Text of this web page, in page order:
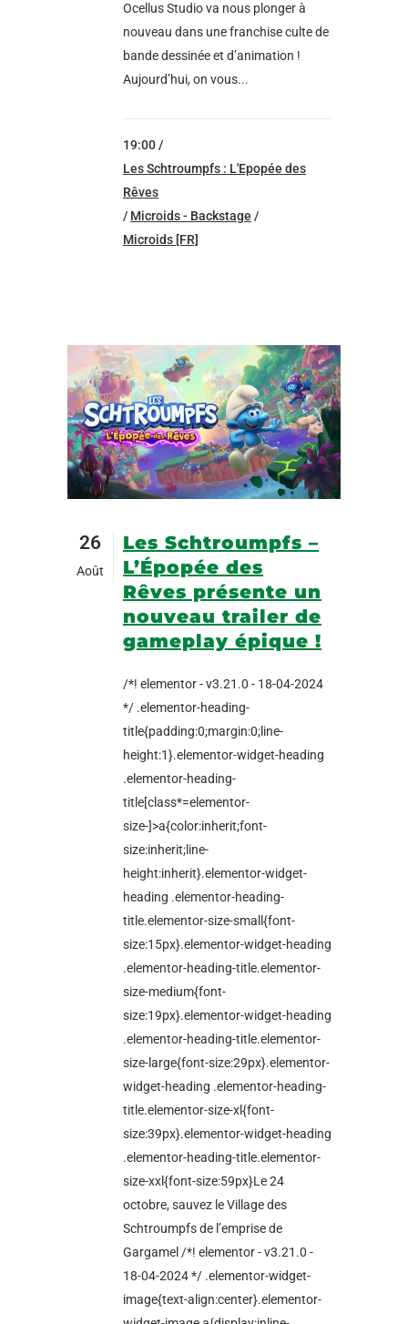
Ocellus Studio va nous plonger à
nouveau dans une franchise culte de
bande dessinée et d’animation !
Aujourd’hui, on vous...
19:00 /
Les Schtroumpfs : L'Epopée des
Rêves
/ Microids - Backstage /
Microids [FR]
26
Août
Les Schtroumpfs –
L’Épopée des
Rêves présente un
nouveau trailer de
gameplay épique !
/*! elementor - v3.21.0 - 18-04-2024
*/ .elementor-heading-
title{padding:0;margin:0;line-
height:1}.elementor-widget-heading
.elementor-heading-
title[class*=elementor-
size-]>a{color:inherit;font-
size:inherit;line-
height:inherit}.elementor-widget-
heading .elementor-heading-
title.elementor-size-small{font-
size:15px}.elementor-widget-heading
.elementor-heading-title.elementor-
size-medium{font-
size:19px}.elementor-widget-heading
.elementor-heading-title.elementor-
size-large{font-size:29px}.elementor-
widget-heading .elementor-heading-
title.elementor-size-xl{font-
size:39px}.elementor-widget-heading
.elementor-heading-title.elementor-
size-xxl{font-size:59px}Le 24
octobre, sauvez le Village des
Schtroumpfs de l’emprise de
Gargamel /*! elementor - v3.21.0 -
18-04-2024 */ .elementor-widget-
image{text-align:center}.elementor-